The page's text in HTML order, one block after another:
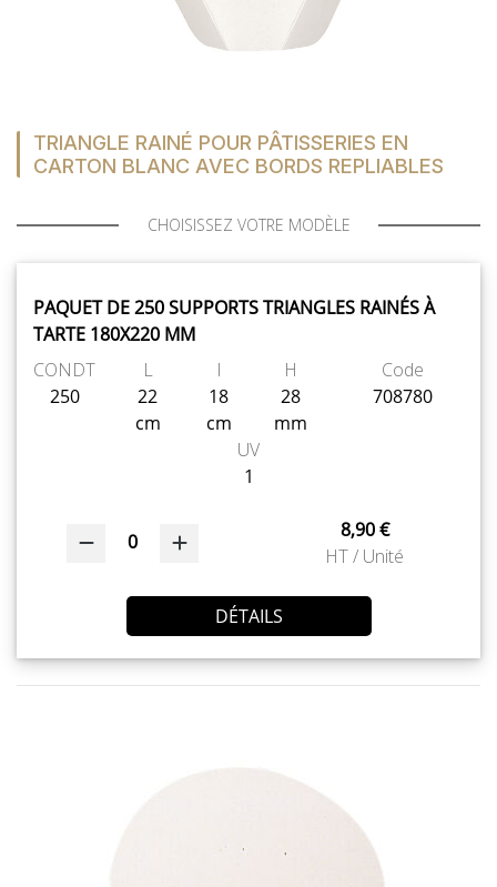
TRIANGLE RAINÉ POUR PÂTISSERIES EN
CARTON BLANC AVEC BORDS REPLIABLES
CHOISISSEZ VOTRE MODÈLE
PAQUET DE 250 SUPPORTS TRIANGLES RAINÉS À
TARTE 180X220 MM
CONDT
250
L
22
cm
l
18
cm
H
28
mm
Code
708780
UV
1
0
8,90 €
HT / Unité
DÉTAILS